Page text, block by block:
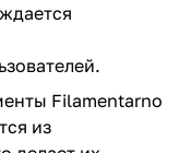
Filamentarno
из